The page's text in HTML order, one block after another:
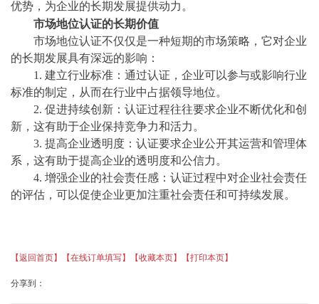
优势，为企业的长期发展提供动力。
市场地位认证的长期价值
市场地位认证不仅仅是一种短期的市场策略，它对企业
的长期发展具有深远的影响：
1. 建立行业标准：通过认证，企业可以参与或影响行业
标准的制定，从而在行业中占据领导地位。
2. 促进持续创新：认证过程往往要求企业不断优化和创
新，这有助于企业保持竞争力和活力。
3. 提高企业透明度：认证要求企业公开其运营和管理体
系，这有助于提高企业的透明度和公信力。
4. 增强企业的社会责任感：认证过程中对企业社会责任
的评估，可以促使企业更加注重社会责任和可持续发展。
【返回首页】 【在线订单填写】 【收藏本页】 【打印本页】
分享到：